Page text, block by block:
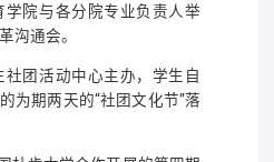
学院与各分院专业负责人举
沟通会。
社团活动中心主办，学生自
为期两天的“社团文化节”落